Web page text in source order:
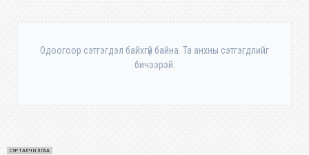
Одоогоор сэтгэгдэл байхгүй байна. Та анхны сэтгэгдлийг
бичээрэй.
СУРТАЛЧИЛГАА